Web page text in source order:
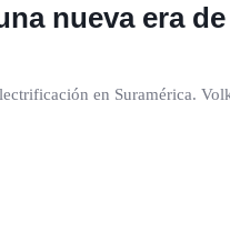
nueva era
en Suramérica.